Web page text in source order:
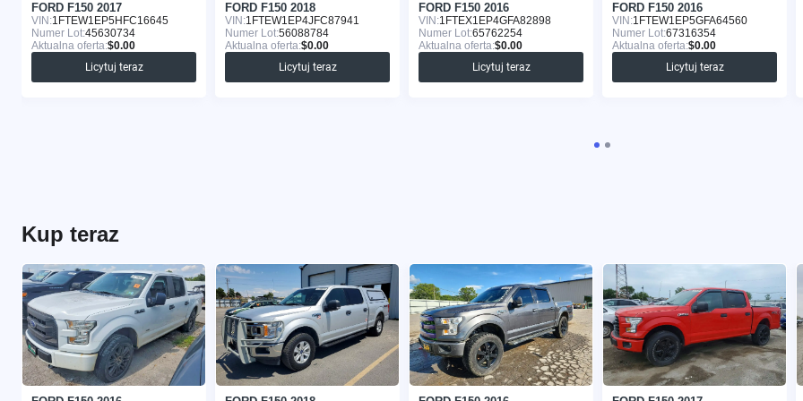
FORD F150 2017
VIN:1FTEW1EP5HFC16645
Numer Lot:45630734
Aktualna oferta:$0.00
Licytuj teraz
FORD F150 2018
VIN:1FTEW1EP4JFC87941
Numer Lot:56088784
Aktualna oferta:$0.00
Licytuj teraz
FORD F150 2016
VIN:1FTEX1EP4GFA82898
Numer Lot:65762254
Aktualna oferta:$0.00
Licytuj teraz
FORD F150 2016
VIN:1FTEW1EP5GFA64560
Numer Lot:67316354
Aktualna oferta:$0.00
Licytuj teraz
Kup teraz